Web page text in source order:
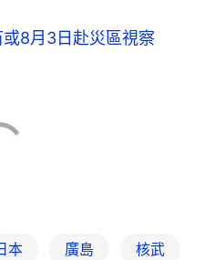
8月3日赴災區視察
本 廣島 核武